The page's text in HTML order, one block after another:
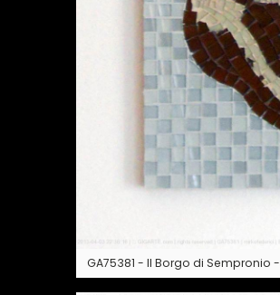
GA75381 - Il Borgo di Sempronio -